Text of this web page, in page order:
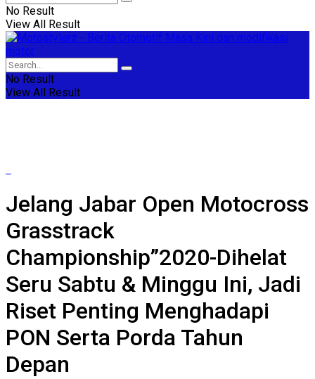
No Result
View All Result
No Result
View All Result
Jelang Jabar Open Motocross
Grasstrack
Championship”2020-Dihelat
Seru Sabtu & Minggu Ini, Jadi
Riset Penting Menghadapi
PON Serta Porda Tahun
Depan